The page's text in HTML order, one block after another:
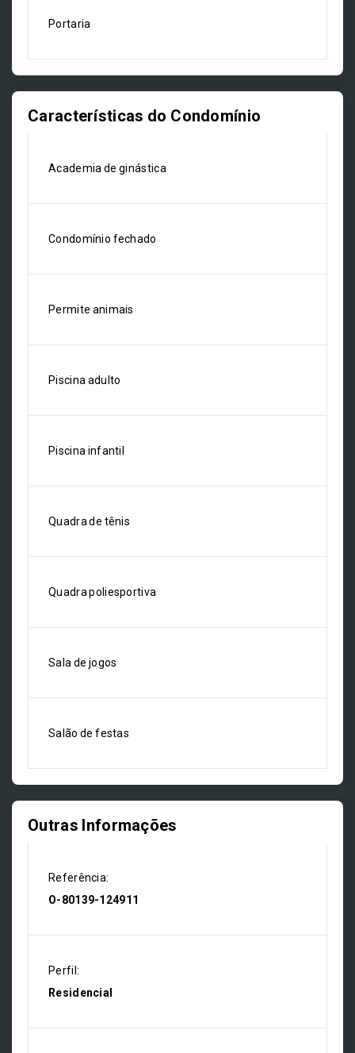
Portaria
Características do Condomínio
Academia de ginástica
Condomínio fechado
Permite animais
Piscina adulto
Piscina infantil
Quadra de tênis
Quadra poliesportiva
Sala de jogos
Salão de festas
Outras Informações
Referência:
O-80139-124911
Perfil:
Residencial